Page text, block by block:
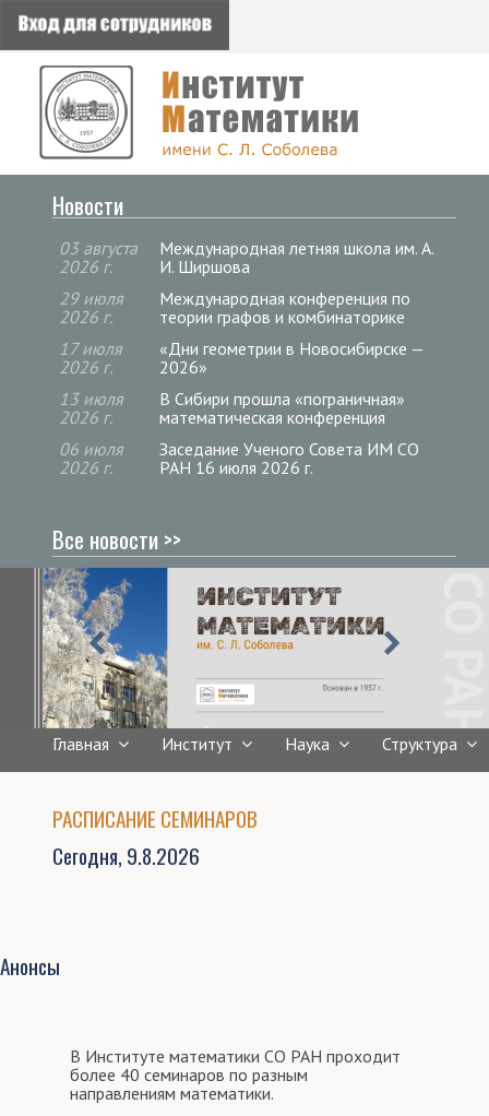
Новости
03 августа
2026 г.
Международная летняя школа им. А.
И. Ширшова
29 июля
2026 г.
Международная конференция по
теории графов и комбинаторике
17 июля
2026 г.
«Дни геометрии в Новосибирске —
2026»
13 июля
2026 г.
В Сибири прошла «пограничная»
математическая конференция
06 июля
2026 г.
Заседание Ученого Совета ИМ СО
РАН 16 июля 2026 г.
Все новости >>
Главная Институт Наука Структура
РАСПИСАНИЕ СЕМИНАРОВ
Сегодня, 9.8.2026
Анонсы
В Институте математики СО РАН проходит
более 40 семинаров по разным
направлениям математики.